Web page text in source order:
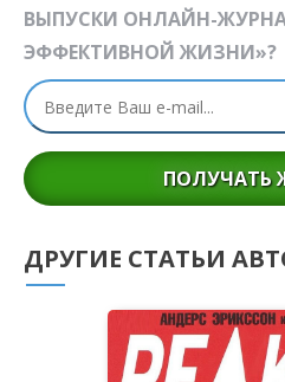
ВЫПУСКИ ОНЛАЙН-
ЭФФЕКТИВНОЙ ЖИЗНИ»?
ПОЛУЧАТЬ
ДРУГИЕ СТАТЬИ